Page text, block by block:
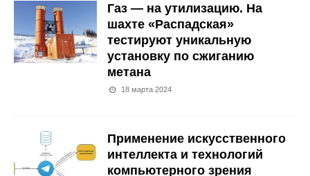
Газ — на утилизацию. На
шахте «Распадская»
тестируют уникальную
установку по сжиганию
метана
18 марта 2024
Применение искусственного
интеллекта и технологий
компьютерного зрения